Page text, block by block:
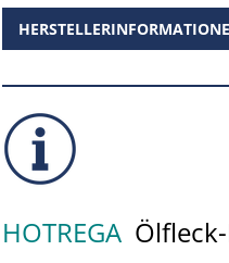
HOTREGA